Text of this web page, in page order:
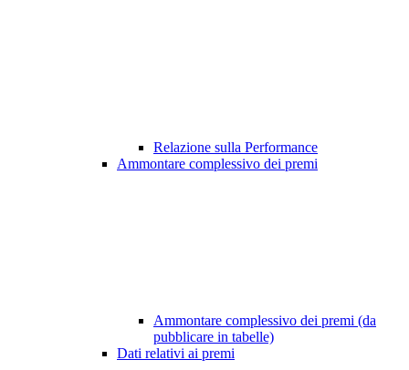
Relazione sulla Performance
Ammontare complessivo dei premi
Ammontare complessivo dei premi (da
pubblicare in tabelle)
Dati relativi ai premi